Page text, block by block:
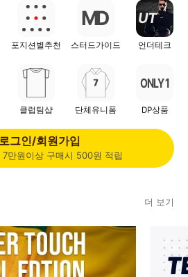
포지션별추천 MD
스터드가이드
UT
언더테크
클럽팀샵 단체유니폼
ONLY 1
DP상품
그인/회원가입
7만원이상 구매시 500원 적립
더 보기